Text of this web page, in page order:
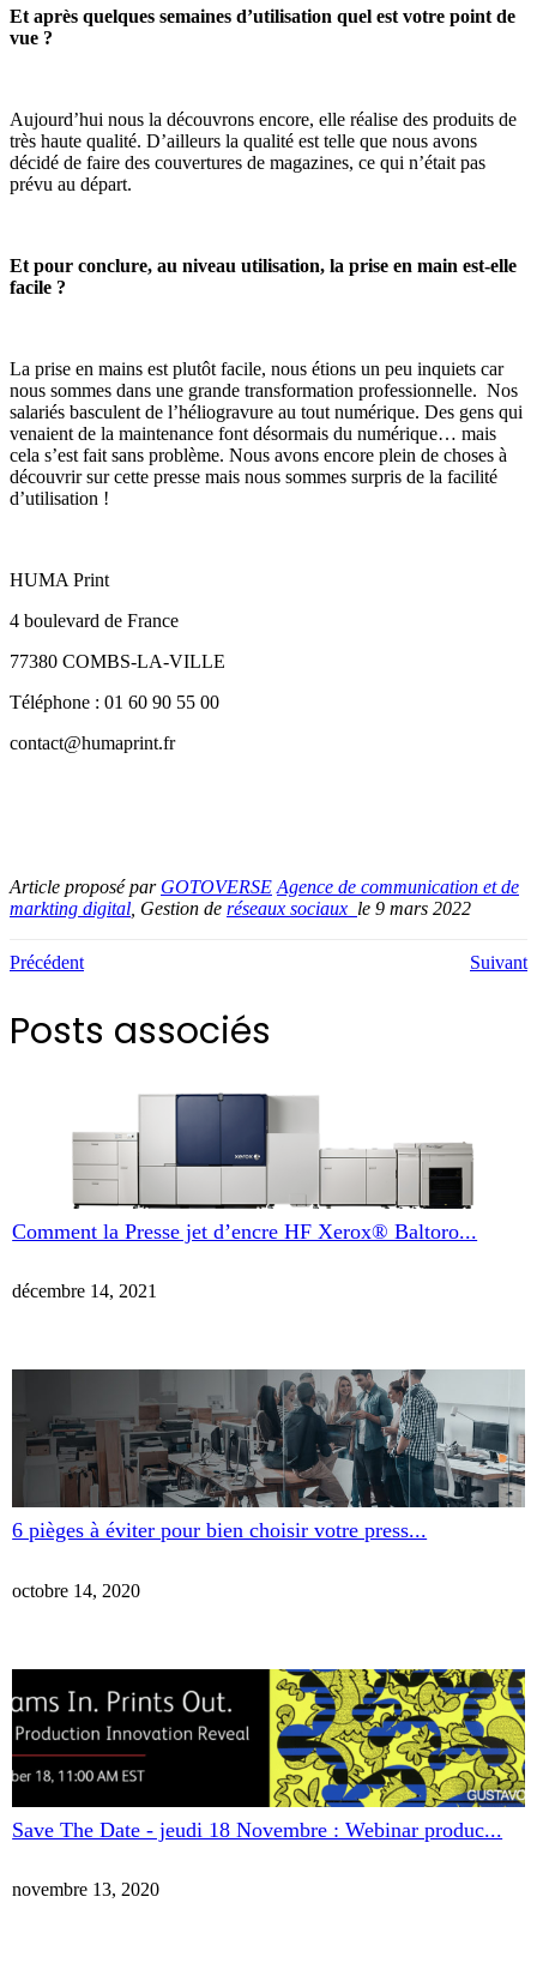
Et après quelques semaines d’utilisation quel est votre point de
vue ?
Aujourd’hui nous la découvrons encore, elle réalise des produits de
très haute qualité. D’ailleurs la qualité est telle que nous avons
décidé de faire des couvertures de magazines, ce qui n’était pas
prévu au départ.
Et pour conclure, au niveau utilisation, la prise en main est-elle
facile ?
La prise en mains est plutôt facile, nous étions un peu inquiets car
nous sommes dans une grande transformation professionnelle. Nos
salariés basculent de l’héliogravure au tout numérique. Des gens qui
venaient de la maintenance font désormais du numérique… mais
cela s’est fait sans problème. Nous avons encore plein de choses à
découvrir sur cette presse mais nous sommes surpris de la facilité
d’utilisation !
HUMA Print
4 boulevard de France
77380 COMBS-LA-VILLE
Téléphone : 01 60 90 55 00
contact@humaprint.fr
Article proposé par GOTOVERSE Agence de communication et de
markting digital , Gestion de réseaux sociaux le 9 mars 2022
Précédent Suivant
Posts associés
Comment la Presse jet d’encre HF Xerox® Baltoro...
décembre 14, 2021
6 pièges à éviter pour bien choisir votre press...
octobre 14, 2020
Save The Date - jeudi 18 Novembre : Webinar produc...
novembre 13, 2020